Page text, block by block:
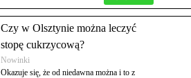
Czy w Olsztynie można leczyć
stopę cukrzycową?
Nowinki
Okazuje się, że od niedawna można i to z